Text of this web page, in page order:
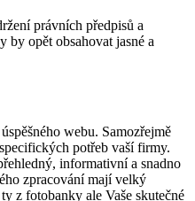
právních předpisů a
opět obsahovat jasné a
webu. Samozřejmě
potřeb vaší firmy.
informativní a snadno
zpracování mají velký
z fotobanky ale Vaše skutečné